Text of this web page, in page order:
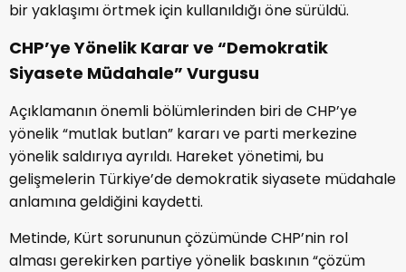
bir yaklaşımı örtmek için kullanıldığı öne sürüldü.
CHP’ye Yönelik Karar ve “Demokratik
Siyasete Müdahale” Vurgusu
Açıklamanın önemli bölümlerinden biri de CHP’ye
yönelik “mutlak butlan” kararı ve parti merkezine
yönelik saldırıya ayrıldı. Hareket yönetimi, bu
gelişmelerin Türkiye’de demokratik siyasete müdahale
anlamına geldiğini kaydetti.
Metinde, Kürt sorununun çözümünde CHP’nin rol
alması gerekirken partiye yönelik baskının “çözüm